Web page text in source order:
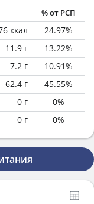
% от РСП
ккал 24.97%
11.9 г 13.22%
7.2 г 10.91%
62.4 г 45.55%
0 г 0%
0 г 0%